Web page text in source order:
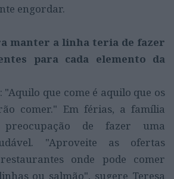
engordar.
manter a linha teria de fazer
para cada elemento da
"Aquilo que come é aquilo que os
comer." Em férias, a família
de fazer uma
"Aproveite as ofertas
onde pode comer
ou salmão", sugere Teresa